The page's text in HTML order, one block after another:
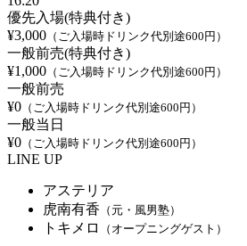
優先入場(特典付き)
¥3,000 （ご入場時ドリンク代別途600円）
一般前売(特典付き)
¥1,000 （ご入場時ドリンク代別途600円）
一般前売
¥0 （ご入場時ドリンク代別途600円）
一般当日
¥0 （ご入場時ドリンク代別途600円）
LINE UP
アステリア
虎南有香 （元・風男塾）
トキメロ （オープニングゲスト）